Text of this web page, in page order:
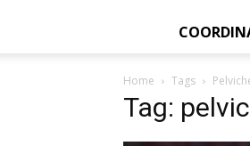
Home Tags
Tag: